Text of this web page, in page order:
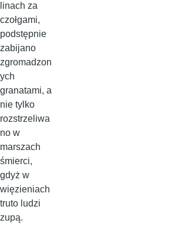
linach za
czołgami,
podstępnie
zabijano
zgromadzon
ych
granatami, a
nie tylko
rozstrzeliwa
no w
marszach
śmierci,
gdyż w
więzieniach
truto ludzi
zupą.